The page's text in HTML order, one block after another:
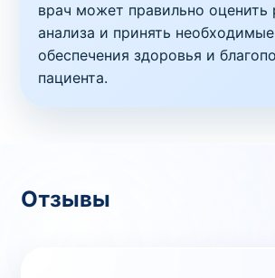
врач может правильно оценить
анализа и принять
обеспечения здоровья и
пациента.
Отзывы